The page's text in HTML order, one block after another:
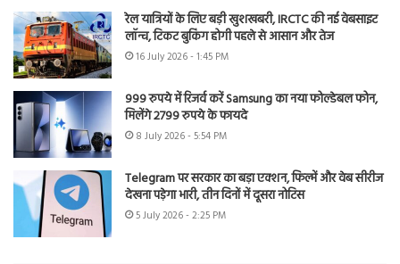
रेल यात्रियों के लिए बड़ी खुशखबरी, IRCTC की नई वेबसाइट
लॉन्च, टिकट बुकिंग होगी पहले से आसान और तेज
16 July 2026 - 1:45 PM
999 रुपये में रिजर्व करें Samsung का नया फोल्डेबल फोन,
मिलेंगे 2799 रुपये के फायदे
8 July 2026 - 5:54 PM
Telegram पर सरकार का बड़ा एक्शन, फिल्में और वेब सीरीज
देखना पड़ेगा भारी, तीन दिनों में दूसरा नोटिस
5 July 2026 - 2:25 PM